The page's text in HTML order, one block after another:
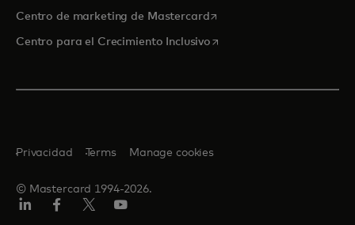
Centro de marketing de Mastercardse abre en una pestaña
Centro para el Crecimiento Inclusivose abre en una pestaña
© Mastercard 1994-2026.
Privacidad Terms Manage cookies